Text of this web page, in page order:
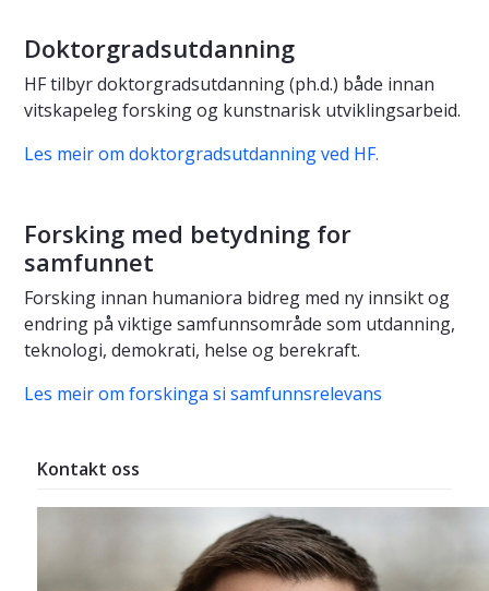
Doktorgradsutdanning
HF tilbyr doktorgradsutdanning (ph.d.) både innan
vitskapeleg forsking og kunstnarisk utviklingsarbeid.
Les meir om doktorgradsutdanning ved HF.
Forsking med betydning for
samfunnet
Forsking innan humaniora bidreg med ny innsikt og
endring på viktige samfunnsområde som utdanning,
teknologi, demokrati, helse og berekraft.
Les meir om forskinga si samfunnsrelevans
Kontakt oss